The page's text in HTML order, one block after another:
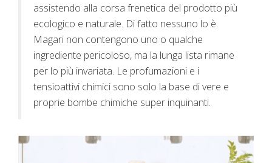
assistendo alla corsa frenetica del prodotto più
ecologico e naturale. Di fatto nessuno lo è.
Magari non contengono uno o qualche
ingrediente pericoloso, ma la lunga lista rimane
per lo più invariata. Le profumazioni e i
tensioattivi chimici sono solo la base di vere e
proprie bombe chimiche super inquinanti.